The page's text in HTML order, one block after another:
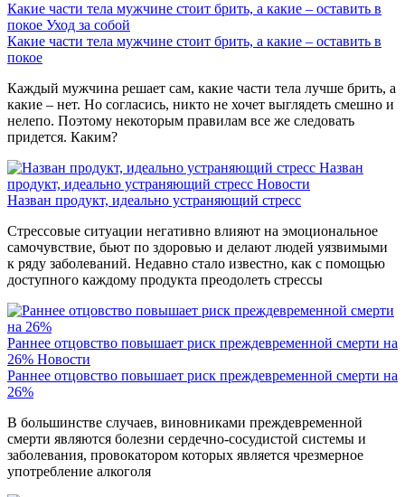
Какие части тела мужчине стоит брить, а какие – оставить в
покое Уход за собой
Какие части тела мужчине стоит брить, а какие – оставить в
покое
Каждый мужчина решает сам, какие части тела лучше брить, а
какие – нет. Но согласись, никто не хочет выглядеть смешно и
нелепо. Поэтому некоторым правилам все же следовать
придется. Каким?
Назван
продукт, идеально устраняющий стресс Новости
Назван продукт, идеально устраняющий стресс
Стрессовые ситуации негативно влияют на эмоциональное
самочувствие, бьют по здоровью и делают людей уязвимыми
к ряду заболеваний. Недавно стало известно, как с помощью
доступного каждому продукта преодолеть стрессы
Раннее отцовство повышает риск преждевременной смерти на
26% Новости
Раннее отцовство повышает риск преждевременной смерти на
26%
В большинстве случаев, виновниками преждевременной
смерти являются болезни сердечно-сосудистой системы и
заболевания, провокатором которых является чрезмерное
употребление алкоголя